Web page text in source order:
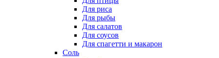
Для риса
Для рыбы
Для салатов
Для соусов
Для спагетти и макарон
Соль